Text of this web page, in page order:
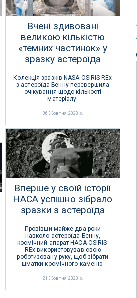
Вчені здивовані
великою кількістю
«темних частинок» у
зразку астероїда
Колекція зразків NASA OSIRIS-REx
з астероїда Бенну перевершила
очікування щодо кількості
матеріалу.
06 Жовтня 2023 р.
Вперше у своїй історії
НАСА успішно зібрало
зразки з астероїда
Провівши майже два роки
навколо астероїда Бенну,
космічний апарат НАСА OSIRIS-
REx використовував свою
роботизовану руку, щоб зібрати
шматки космічного каменю.
21 Жовтня 2020 р.